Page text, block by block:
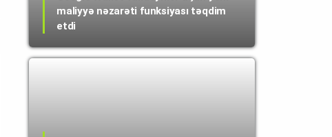
maliyyə nəzarəti funksiyası təqdim
etdi